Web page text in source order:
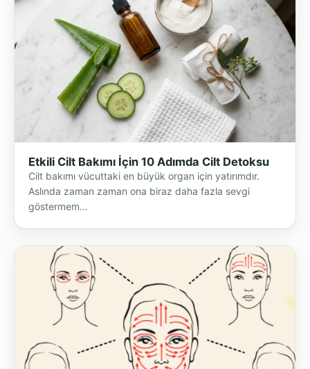
Etkili Cilt Bakımı İçin 10 Adımda Cilt Detoksu
Cilt bakımı vücuttaki en büyük organ için yatırımdır.
Aslında zaman zaman ona biraz daha fazla sevgi
göstermem…